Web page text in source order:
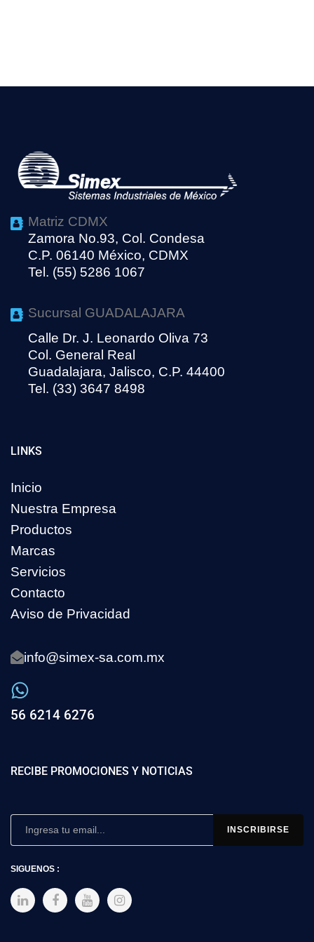
Matriz CDMX
Zamora No.93, Col. Condesa
C.P. 06140 México, CDMX
Tel. (55) 5286 1067
Sucursal GUADALAJARA
Calle Dr. J. Leonardo Oliva 73
Col. General Real
Guadalajara, Jalisco, C.P. 44400
Tel. (33) 3647 8498
LINKS
Inicio
Nuestra Empresa
Productos
Marcas
Servicios
Contacto
Aviso de Privacidad
info@simex-sa.com.mx
56 6214 6276
RECIBE PROMOCIONES Y NOTICIAS
SIGUENOS :